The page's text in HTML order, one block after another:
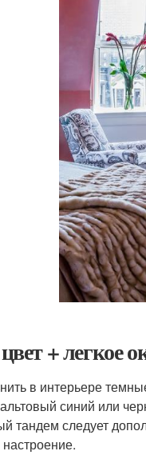
+ легкое
в интерьере
синий или
тандем следует